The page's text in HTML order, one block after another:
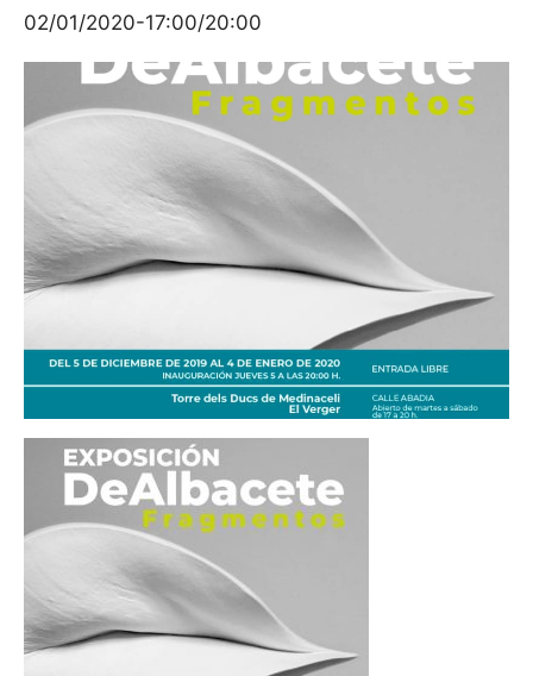
02/01/2020-17:00/20:00